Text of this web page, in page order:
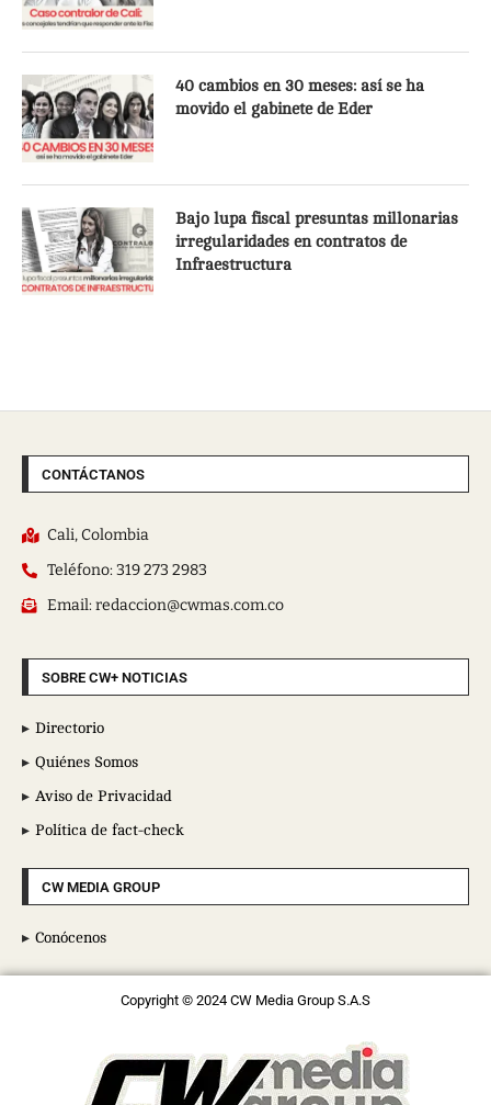
40 cambios en 30 meses: así se ha
movido el gabinete de Eder
Bajo lupa fiscal presuntas millonarias
irregularidades en contratos de
Infraestructura
CONTÁCTANOS
Cali, Colombia
Teléfono: 319 273 2983
Email: redaccion@cwmas.com.co
SOBRE CW+ NOTICIAS
Directorio
Quiénes Somos
Aviso de Privacidad
Política de fact-check
CW MEDIA GROUP
Conócenos
Copyright © 2024 CW Media Group S.A.S